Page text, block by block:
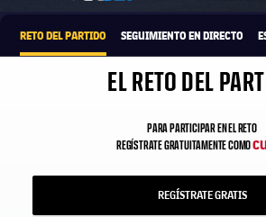
RETO DEL PARTIDO SEGUIMIENTO EN DIRECTO
EL RETO DEL
PARA PARTICIPAR EN EL RETO
REGÍSTRATE GRATUITAMENTE COMO
REGÍSTRATE GRATIS